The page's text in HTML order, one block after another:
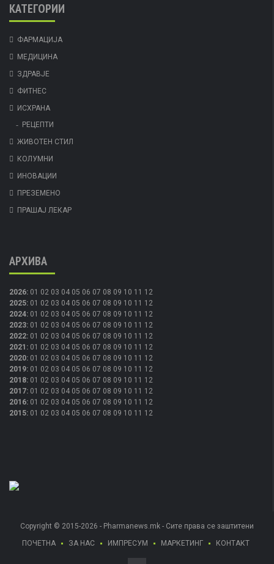
КАТЕГОРИИ
ФАРМАЦИЈА
МЕДИЦИНА
ЗДРАВЈЕ
ФИТНЕС
ИСХРАНА
РЕЦЕПТИ
ЖИВОТЕН СТИЛ
КОЛУМНИ
ИНОВАЦИИ
ПРЕЗЕМЕНО
ПРАШАЈ ЛЕКАР
АРХИВА
2026: 01 02 03 04 05 06 07 08 09 10 11 12
2025: 01 02 03 04 05 06 07 08 09 10 11 12
2024: 01 02 03 04 05 06 07 08 09 10 11 12
2023: 01 02 03 04 05 06 07 08 09 10 11 12
2022: 01 02 03 04 05 06 07 08 09 10 11 12
2021 : 01 02 03 04 05 06 07 08 09 10 11 12
2020: 01 02 03 04 05 06 07 08 09 10 11 12
2019: 01 02 03 04 05 06 07 08 09 10 11 12
2018: 01 02 03 04 05 06 07 08 09 10 11 12
2017: 01 02 03 04 05 06 07 08 09 10 11 12
2016: 01 02 03 04 05 06 07 08 09 10 11 12
2015: 01 02 03 04 05 06 07 08 09 10 11 12
Copyright © 2015-2026 - Pharmanews.mk - Сите права се заштитени
ПОЧЕТНА
ЗА НАС ИМПРЕСУМ МАРКЕТИНГ КОНТАКТ